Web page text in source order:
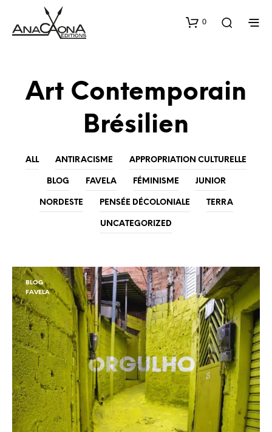
0
Art Contemporain
Brésilien
ALL ANTIRACISME APPROPRIATION CULTURELLE
BLOG FAVELA FÉMINISME JUNIOR
NORDESTE PENSÉE DÉCOLONIALE TERRA
UNCATEGORIZED
BLOG
FAVELA